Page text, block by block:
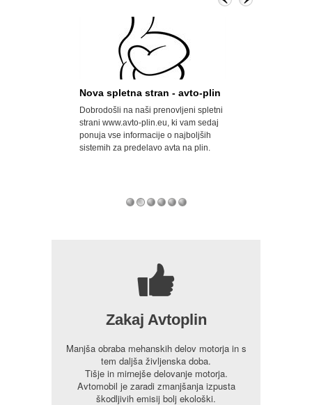
Nova spletna stran - avto-plin
Dobrodošli na naši prenovljeni spletni
strani www.avto-plin.eu, ki vam sedaj
ponuja vse informacije o najboljših
sistemih za predelavo avta na plin.
7
Zakaj Avtoplin
Manjša obraba mehanskih delov motorja in s
tem daljša življenska doba.
Tišje in mirnejše delovanje motorja.
Avtomobil je zaradi zmanjšanja izpusta
škodljivih emisij bolj ekološki.